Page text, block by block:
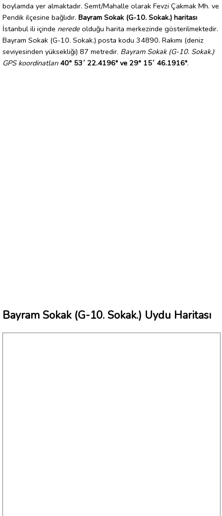
boylamda yer almaktadır. Semt/Mahalle olarak Fevzi Çakmak Mh. ve
Pendik ilçesine bağlıdır. Bayram Sokak (G-10. Sokak.) haritası
İstanbul ili içinde nerede olduğu harita merkezinde gösterilmektedir.
Bayram Sokak (G-10. Sokak.) posta kodu 34890. Rakımı (deniz
seviyesinden yüksekliği) 87 metredir. Bayram Sokak (G-10. Sokak.)
GPS koordinatları 40° 53´ 22.4196" ve 29° 15´ 46.1916".
Bayram Sokak (G-10. Sokak.) Uydu Haritası